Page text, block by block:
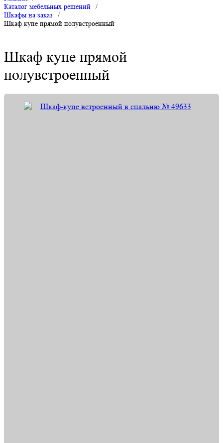
Каталог мебельных решений
/
Шкафы на заказ
/
Шкаф купе прямой полувстроенный
Шкаф купе прямой
полувстроенный